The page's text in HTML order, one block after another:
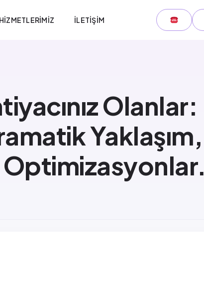
HIZMETLERIMIZ İLETIŞIM
Olanlar:
Yaklaşım,